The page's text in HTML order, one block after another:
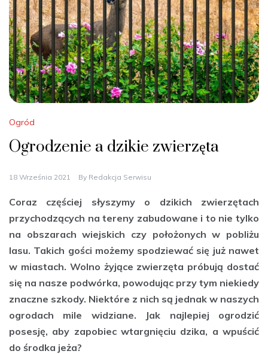
Ogród
Ogrodzenie a dzikie zwierzęta
18 Września 2021 By Redakcja Serwisu
Coraz częściej słyszymy o dzikich zwierzętach
przychodzących na tereny zabudowane i to nie tylko
na obszarach wiejskich czy położonych w pobliżu
lasu. Takich gości możemy spodziewać się już nawet
w miastach. Wolno żyjące zwierzęta próbują dostać
się na nasze podwórka, powodując przy tym niekiedy
znaczne szkody. Niektóre z nich są jednak w naszych
ogrodach mile widziane. Jak najlepiej ogrodzić
posesję, aby zapobiec wtargnięciu dzika, a wpuścić
do środka jeża?